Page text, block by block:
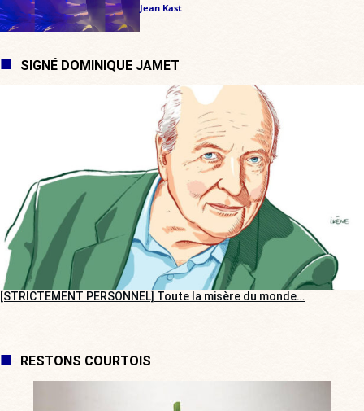
Jean Kast
SIGNÉ DOMINIQUE JAMET
[STRICTEMENT PERSONNEL] Toute la misère du monde…
RESTONS COURTOIS